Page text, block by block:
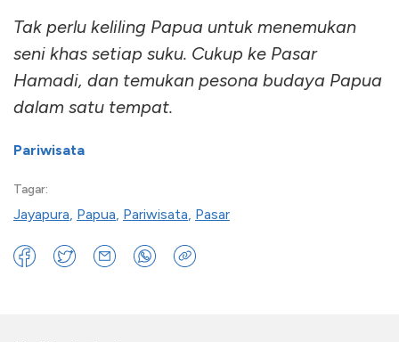
Tak perlu keliling Papua untuk menemukan
seni khas setiap suku. Cukup ke Pasar
Hamadi, dan temukan pesona budaya Papua
dalam satu tempat.
Pariwisata
Tagar:
Jayapura, Papua, Pariwisata, Pasar